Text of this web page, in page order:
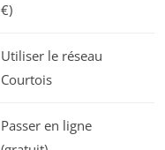
€)
Utiliser le réseau
Courtois
Passer en ligne